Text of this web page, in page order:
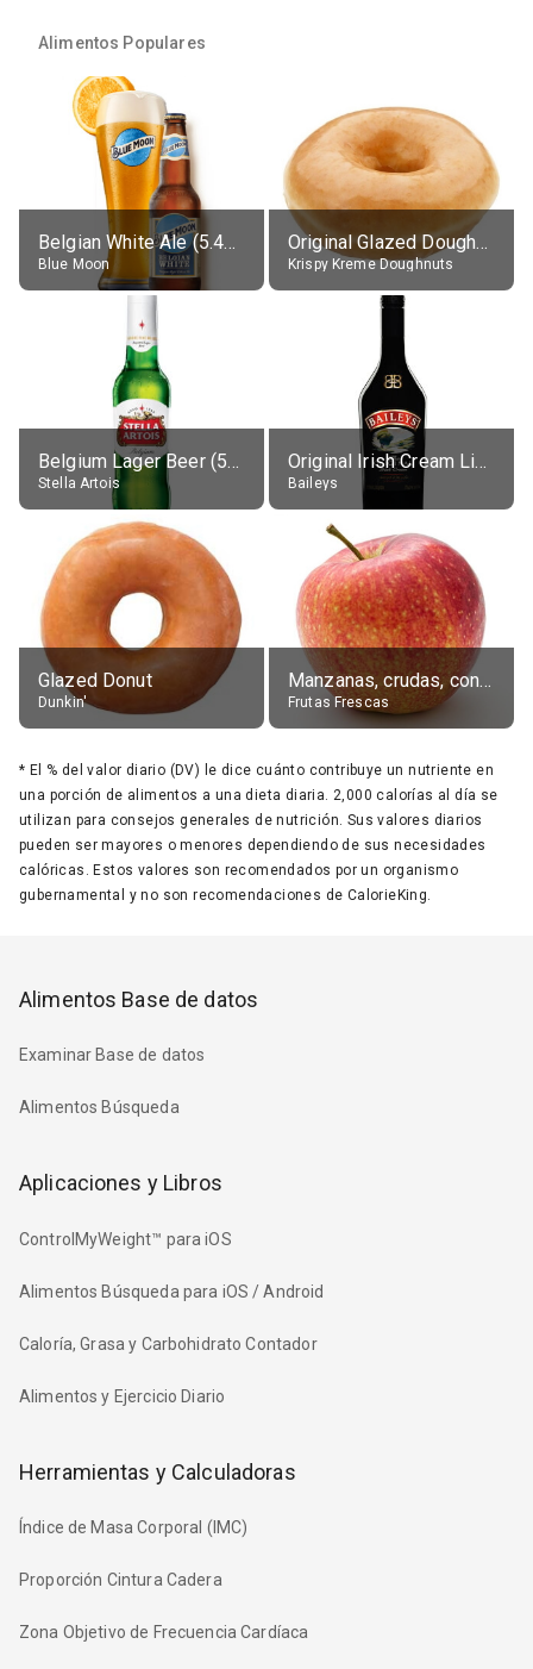
Alimentos Populares
Belgian White Ale (5.4% alc.)
Blue Moon
Original Glazed Doughnut
Krispy Kreme Doughnuts
Belgium Lager Beer (5% alc.)
Stella Artois
Original Irish Cream Liqueur (17% alc.)
Baileys
Glazed Donut
Dunkin'
Manzanas, crudas, con piel
Frutas Frescas
* El % del valor diario (DV) le dice cuánto contribuye un nutriente en
una porción de alimentos a una dieta diaria. 2,000 calorías al día se
utilizan para consejos generales de nutrición. Sus valores diarios
pueden ser mayores o menores dependiendo de sus necesidades
calóricas. Estos valores son recomendados por un organismo
gubernamental y no son recomendaciones de CalorieKing.
Alimentos Base de datos
Examinar Base de datos
Alimentos Búsqueda
Aplicaciones y Libros
ControlMyWeight™ para iOS
Alimentos Búsqueda para iOS / Android
Caloría, Grasa y Carbohidrato Contador
Alimentos y Ejercicio Diario
Herramientas y Calculadoras
Índice de Masa Corporal (IMC)
Proporción Cintura Cadera
Zona Objetivo de Frecuencia Cardíaca